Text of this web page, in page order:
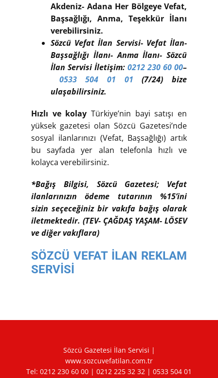
Akdeniz- Adana Her Bölgeye Vefat,
Başsağlığı, Anma, Teşekkür İlanı
verebilirsiniz.
Sözcü Vefat İlan Servisi- Vefat İlan-
Başsağlığı İlanı- Anma İlanı- Sözcü
İlan Servisi İletişim: 0212 230 60 00–
0533 504 01 01 (7/24) bize
ulaşabilirsiniz.
Hızlı ve kolay Türkiye’nin bayi satışı en
yüksek gazetesi olan Sözcü Gazetesi’nde
sosyal ilanlarınızı (Vefat, Başsağlığı) artık
bu sayfada yer alan telefonla hızlı ve
kolayca verebilirsiniz.
*Bağış Bilgisi, Sözcü Gazetesi; Vefat
ilanlarınızın ödeme tutarının %15’ini
sizin seçeceğiniz bir vakıfa bağış olarak
iletmektedir. (TEV- ÇAĞDAŞ YAŞAM- LÖSEV
ve diğer vakıflara)
SÖZCÜ VEFAT İLAN REKLAM
SERVİSİ
Sözcü Gazetesi İlan Servisi |
www.sozcuvefatilan.com.tr
Tel: 0212 230 60 00 | 0212 225 32 32 | 0533 504 01